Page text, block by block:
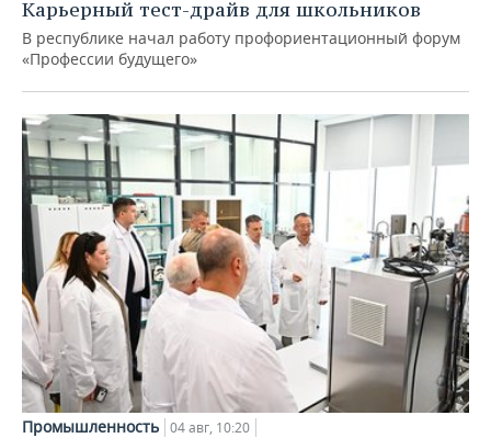
Карьерный тест-драйв для школьников
В республике начал работу профориентационный форум
«Профессии будущего»
Промышленность 04 авг, 10:20